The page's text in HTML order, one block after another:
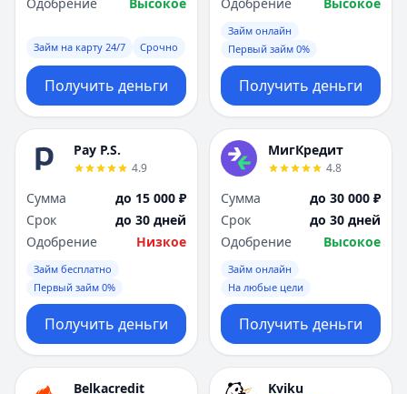
Займ на карту 24/7 Срочно
Получить деньги
Займ онлайн
Первый займ 0%
Получить деньги
Pay P.S.
4.9
Сумма
до 15 000 ₽
Срок
до 30 дней
Одобрение
Низкое
Займ бесплатно
Первый займ 0%
Получить деньги
МигКредит
4.8
Сумма
до 30 000 ₽
Срок
до 30 дней
Одобрение
Высокое
Займ онлайн
На любые цели
Получить деньги
Belkacredit Kviku